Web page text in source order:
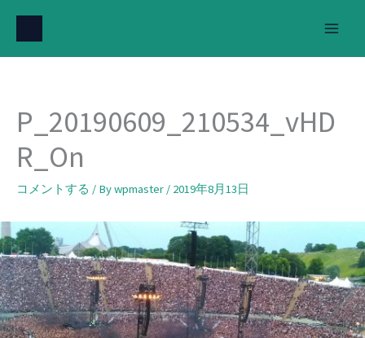
を
P_20190609_210534_vHD
R_On
コメントする / Bywpmaster / 2019年8月13日